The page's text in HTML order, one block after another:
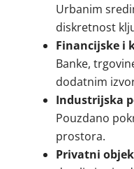
Urbanim
diskretnost
Financijske i
Banke,
dodatnim
Industrijska
Pouzdano
prostora.
Privatni